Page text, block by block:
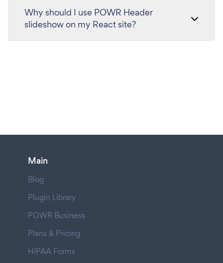
Why should I use POWR Header
slideshow on my React site?
Main
Blog
Plugin Library
POWR Business
Plans & Pricing
HIPAA Forms